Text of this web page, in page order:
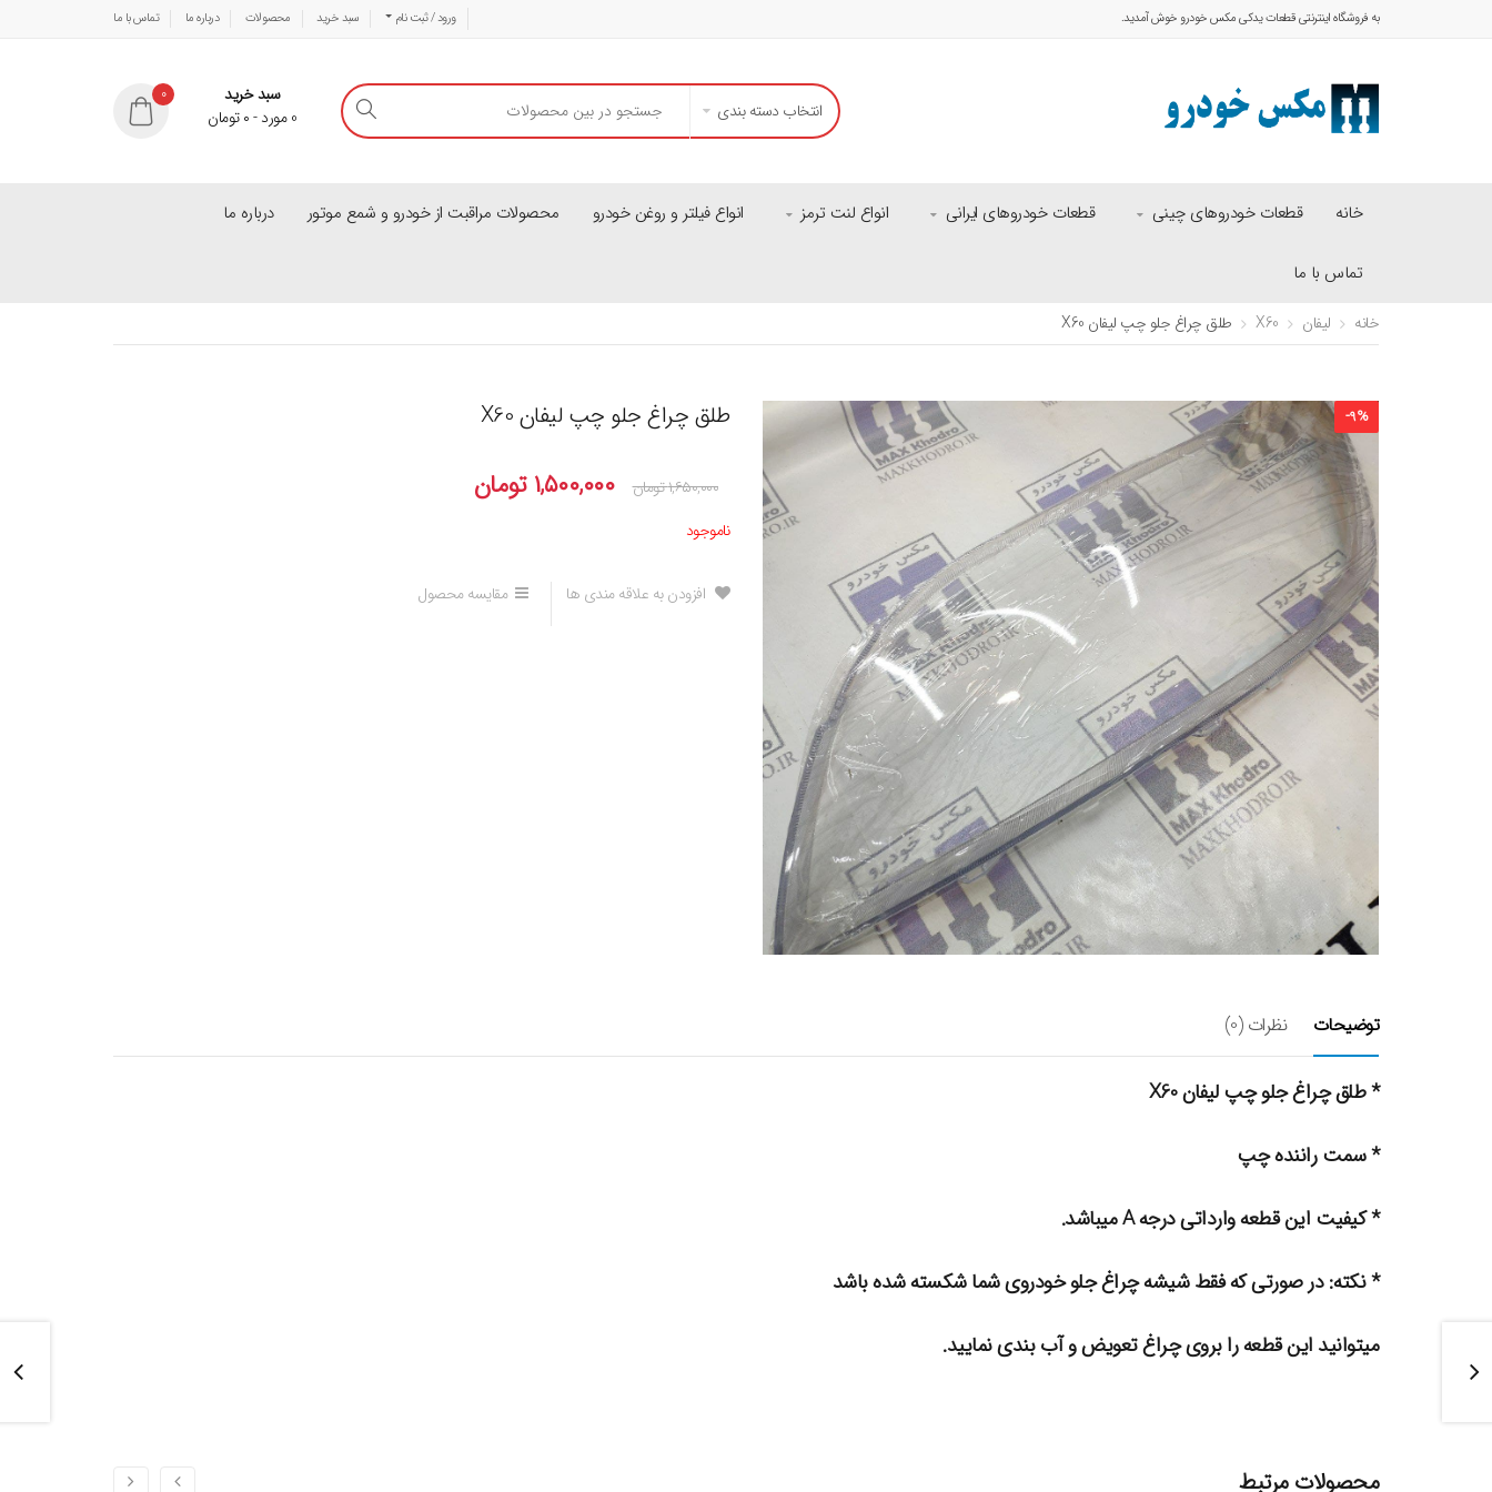
به فروشگاه اینترنتی قطعات یدکی مکس خودرو خوش آمدید. ورود / ثبت نام سبد خرید محصولات درباره ما تماس با ما
انتخاب دسته بندی
0
سبد خرید
0مورد-۰ تومان
خانه قطعات خودروهای چینی قطعات خودروهای ایرانی انواع لنت ترمز انواع فیلتر و روغن خودرو محصولات مراقبت از خودرو و شمع موتور درباره ما
تماس با ما
خانه لیفان X60 طلق چراغ جلو چپ لیفان X60
-9% طلق چراغ جلو چپ لیفان X60
۱,۶۵۰,۰۰۰تومان ۱,۵۰۰,۰۰۰ تومان
ناموجود
افزودن به علاقه مندی ها مقایسه محصول
توضیحات نظرات (0)
* طلق چراغ جلو چپ لیفان X60
* سمت راننده چپ
* کیفیت این قطعه وارداتی درجه A میباشد.
* نکته: در صورتی که فقط شیشه چراغ جلو خودروی شما شکسته شده باشد
میتوانید این قطعه را بروی چراغ تعویض و آب بندی نمایید.
محصولات مرتبط